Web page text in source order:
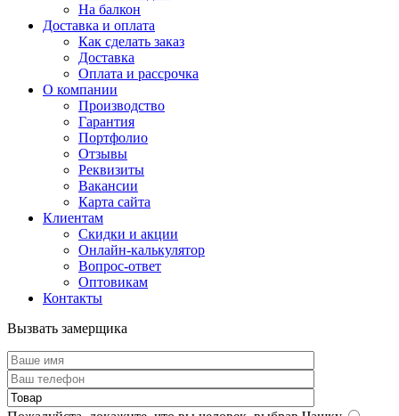
На балкон
Доставка и оплата
Как сделать заказ
Доставка
Оплата и рассрочка
О компании
Производство
Гарантия
Портфолио
Отзывы
Реквизиты
Вакансии
Карта сайта
Клиентам
Скидки и акции
Онлайн-калькулятор
Вопрос-ответ
Оптовикам
Контакты
Вызвать замерщика